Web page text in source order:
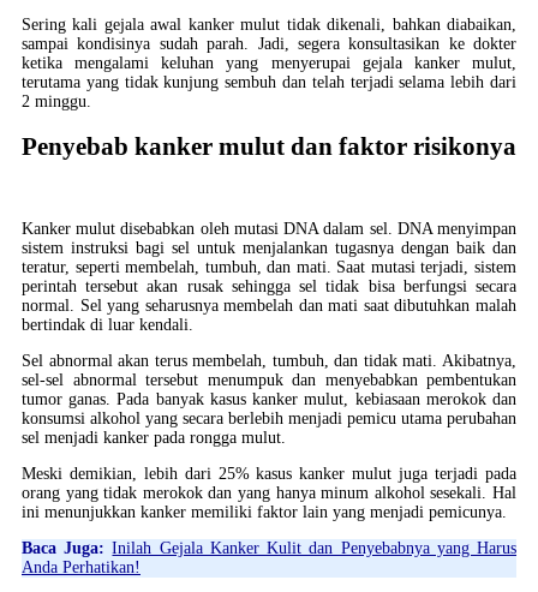
Sering kali gejala awal kanker mulut tidak dikenali, bahkan diabaikan,
sampai kondisinya sudah parah. Jadi, segera konsultasikan ke dokter
ketika mengalami keluhan yang menyerupai gejala kanker mulut,
terutama yang tidak kunjung sembuh dan telah terjadi selama lebih dari
2 minggu.
Penyebab kanker mulut dan faktor risikonya
Kanker mulut disebabkan oleh mutasi DNA dalam sel. DNA menyimpan
sistem instruksi bagi sel untuk menjalankan tugasnya dengan baik dan
teratur, seperti membelah, tumbuh, dan mati. Saat mutasi terjadi, sistem
perintah tersebut akan rusak sehingga sel tidak bisa berfungsi secara
normal. Sel yang seharusnya membelah dan mati saat dibutuhkan malah
bertindak di luar kendali.
Sel abnormal akan terus membelah, tumbuh, dan tidak mati. Akibatnya,
sel-sel abnormal tersebut menumpuk dan menyebabkan pembentukan
tumor ganas. Pada banyak kasus kanker mulut, kebiasaan merokok dan
konsumsi alkohol yang secara berlebih menjadi pemicu utama perubahan
sel menjadi kanker pada rongga mulut.
Meski demikian, lebih dari 25% kasus kanker mulut juga terjadi pada
orang yang tidak merokok dan yang hanya minum alkohol sesekali. Hal
ini menunjukkan kanker memiliki faktor lain yang menjadi pemicunya.
Baca Juga: Inilah Gejala Kanker Kulit dan Penyebabnya yang Harus
Anda Perhatikan!